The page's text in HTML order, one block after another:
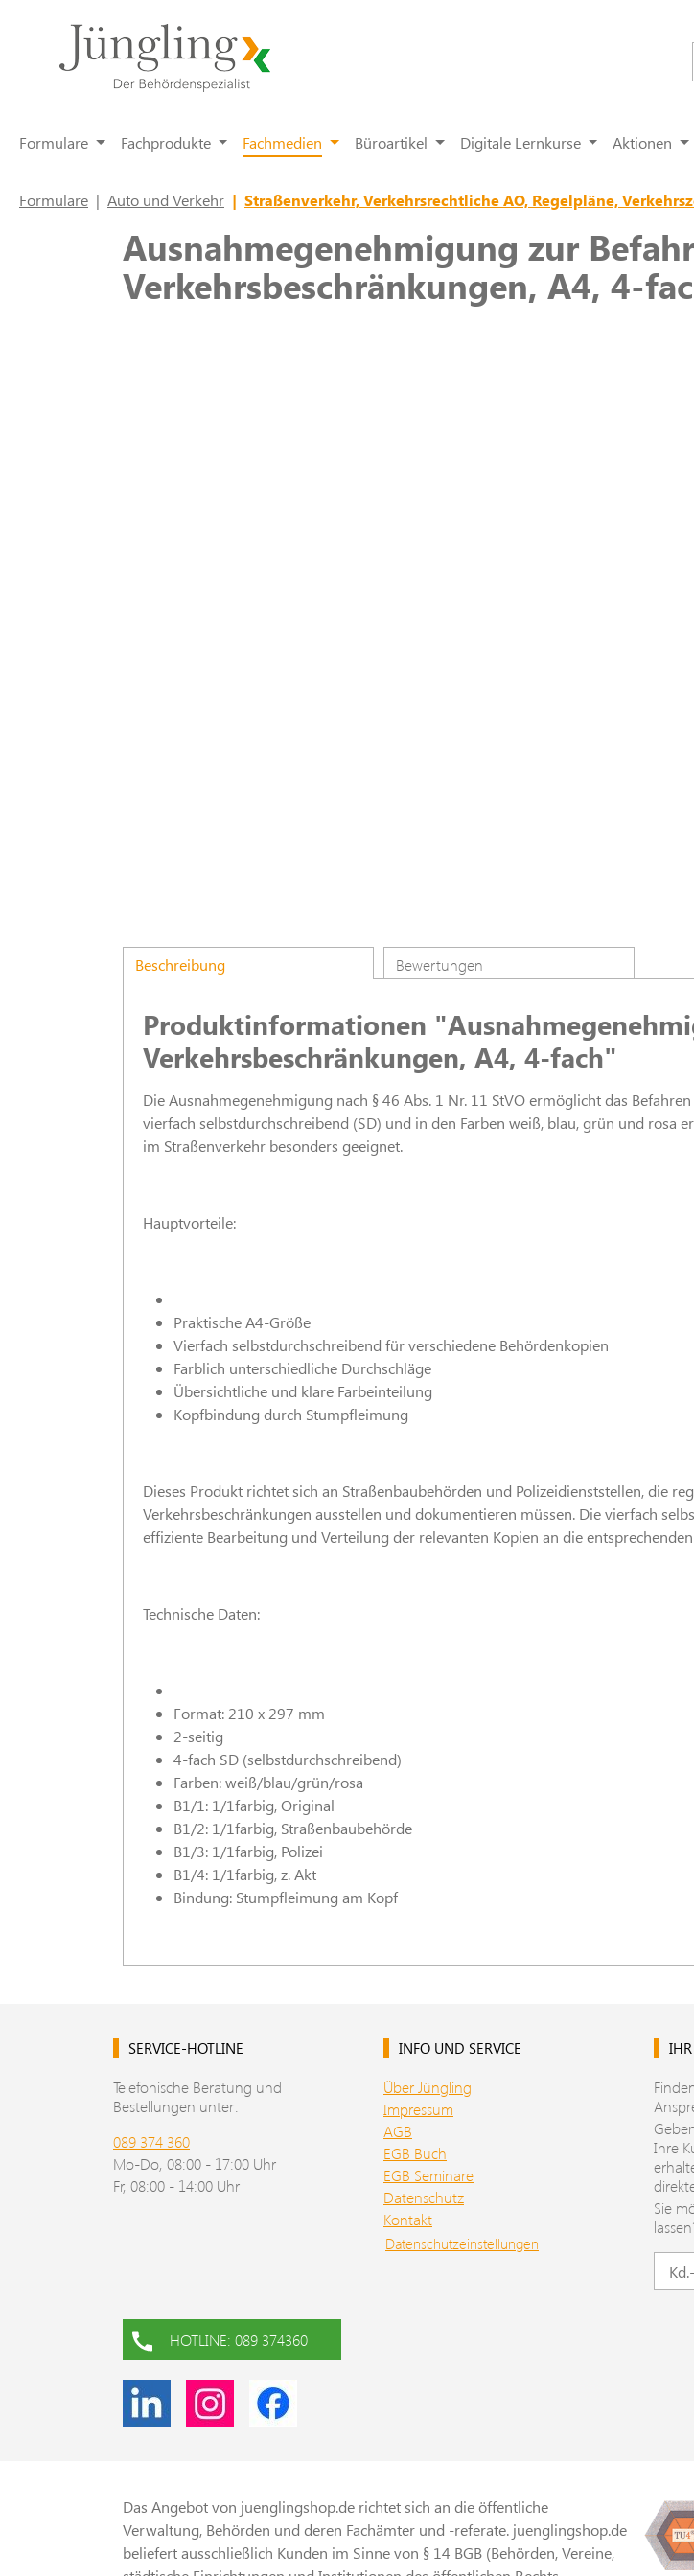
Zur Hauptnavigation springen
Formulare Fachprodukte Fachmedien Büroartikel Digitale Lernkurse Aktionen
Formulare | Auto und Verkehr | Straßenverkehr, Verkehrsrechtliche AO, Regelpläne,
Ausnahmegenehmigung zur
Verkehrsbeschränkungen, A4, 4-
Beschreibung Bewertungen
Produktinformationen
Verkehrsbeschränkungen, A4, 4-fach"
Die Ausnahmegenehmigung nach § 46 Abs. 1 Nr. 11 StVO ermöglicht das
vierfach selbstdurchschreibend (SD) und in den Farben weiß, blau, grün und rosa
im Straßenverkehr besonders geeignet.
Hauptvorteile:
Praktische A4-Größe
Vierfach selbstdurchschreibend für verschiedene Behördenkopien
Farblich unterschiedliche Durchschläge
Übersichtliche und klare Farbeinteilung
Kopfbindung durch Stumpfleimung
Dieses Produkt richtet sich an Straßenbaubehörden und Polizeidienststellen, die
Verkehrsbeschränkungen ausstellen und dokumentieren müssen. Die vierfach
effiziente Bearbeitung und Verteilung der relevanten Kopien an die
Technische Daten:
Format: 210 x 297 mm
2-seitig
4-fach SD (selbstdurchschreibend)
Farben: weiß/blau/grün/rosa
B1/1: 1/1farbig, Original
B1/2: 1/1farbig, Straßenbaubehörde
B1/3: 1/1farbig, Polizei
B1/4: 1/1farbig, z. Akt
Bindung: Stumpfleimung am Kopf
SERVICE-HOTLINE
Telefonische Beratung und
Bestellungen unter:
089 374 360
Mo-Do, 08:00 - 17:00 Uhr
Fr, 08:00 - 14:00 Uhr
INFO UND SERVICE
Über Jüngling
Impressum
AGB
EGB Buch
EGB Seminare
Datenschutz
Kontakt
Datenschutzeinstellungen
Ihre
Sie
HOTLINE: 089 374360
Das Angebot von juenglingshop.de richtet sich an die öffentliche
Verwaltung, Behörden und deren Fachämter und -referate. juenglingshop.de
beliefert ausschließlich Kunden im Sinne von § 14 BGB (Behörden, Vereine,